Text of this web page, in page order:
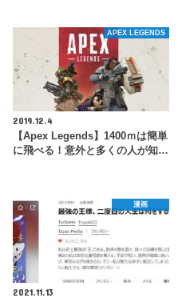
APEX LEGENDS
2019.12.4
【Apex Legends】1400ｍは簡単
に飛べる！意外と多くの人が知…
漫画
2021.11.13